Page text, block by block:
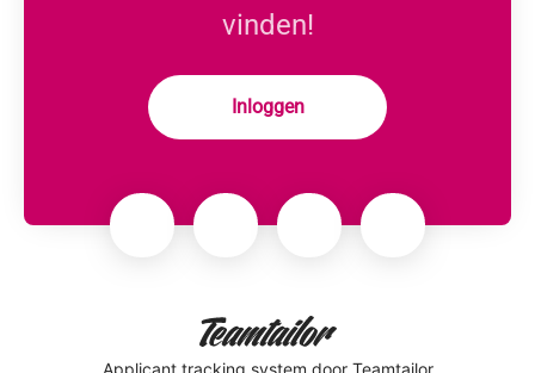
vinden!
Inloggen
Applicant tracking system door Teamtailor